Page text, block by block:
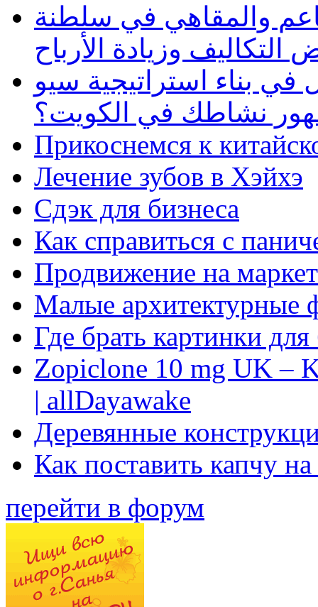
والمقاهي في سلطنة
وزيادة الأرباح
بناء استراتيجية سيو
نشاطك في الكويت؟
Прикоснемся к
Лечение зубов в Хэйхэ
Сдэк для бизнеса
Как справиться с
Продвижение на
Малые архитектурные
Где брать картинки
Zopiclone 10 mg UK –
| allDayawake
Деревянные
Как поставить капчу
перейти в форум